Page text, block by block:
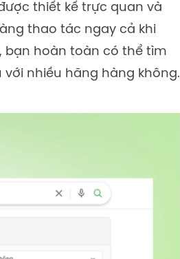
thiết kế trực quan và
thao tác ngay cả khi
bạn hoàn toàn có thể tìm
nhiều hãng hàng không.